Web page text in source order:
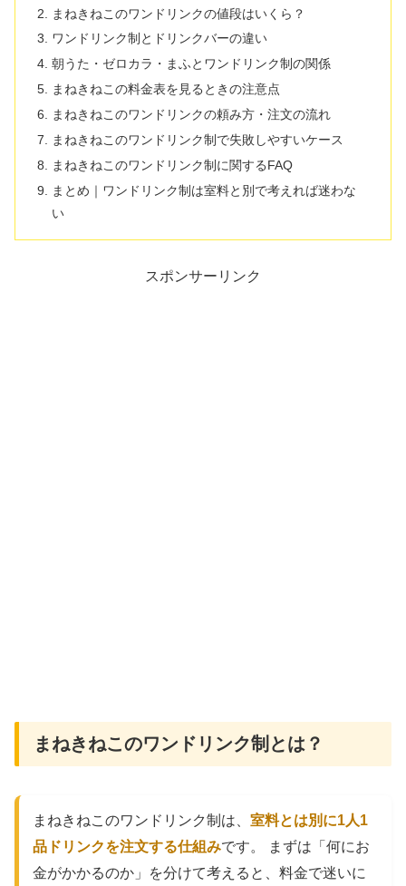
まねきねこのワンドリンクの値段はいくら？
ワンドリンク制とドリンクバーの違い
朝うた・ゼロカラ・まふとワンドリンク制の関係
まねきねこの料金表を見るときの注意点
まねきねこのワンドリンクの頼み方・注文の流れ
まねきねこのワンドリンク制で失敗しやすいケース
まねきねこのワンドリンク制に関するFAQ
まとめ｜ワンドリンク制は室料と別で考えれば迷わな
い
スポンサーリンク
まねきねこのワンドリンク制とは？
まねきねこのワンドリンク制は、室料とは別に1人1
品ドリンクを注文する仕組みです。 まずは「何にお
金がかかるのか」を分けて考えると、料金で迷いに